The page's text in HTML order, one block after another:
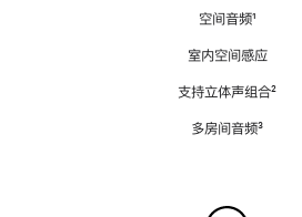
空间音频脚
¹
室内空间感应
支持立体声组合脚
²
多房间音频脚
³